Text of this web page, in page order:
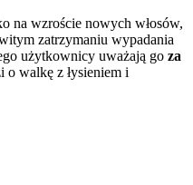
na wzroście nowych włosów,
zatrzymaniu wypadania
użytkownicy uważają go za
o walkę z łysieniem i